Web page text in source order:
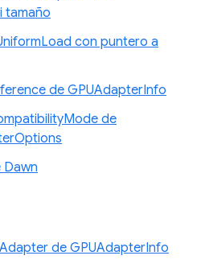
tamaño
con puntero a
de GPUAdapterInfo
de
Dawn
de GPUAdapterInfo